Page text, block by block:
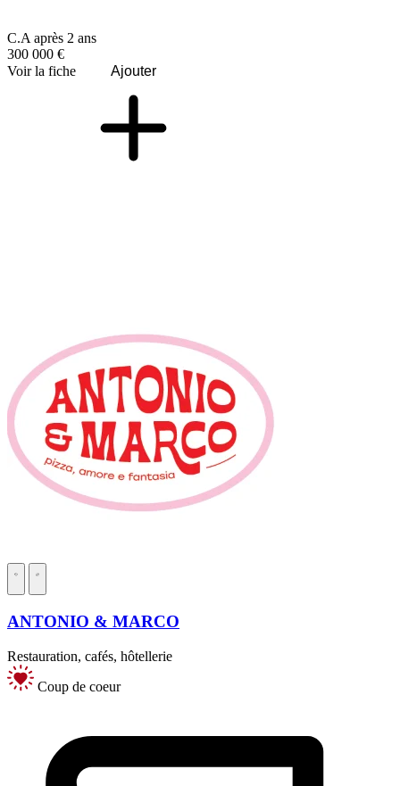
C.A après 2 ans
300 000 €
Voir la fiche
Ajouter
ANTONIO & MARCO
Restauration, cafés, hôtellerie
Coup de coeur